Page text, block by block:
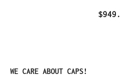
Omitir la galería de productos
WE CARE ABOUT CAPS!